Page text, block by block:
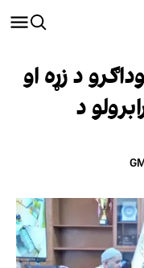
د زړه او
د